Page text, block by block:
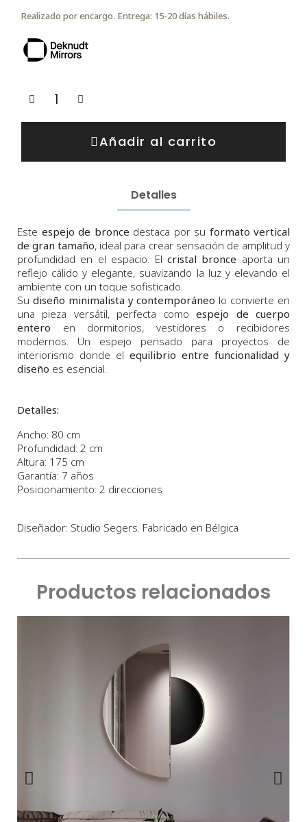
Realizado por encargo. Entrega: 15-20 días hábiles.
Añadir al carrito
Detalles
Este espejo de bronce destaca por su formato vertical
de gran tamaño, ideal para crear sensación de amplitud y
profundidad en el espacio. El cristal bronce aporta un
reflejo cálido y elegante, suavizando la luz y elevando el
ambiente con un toque sofisticado.
Su diseño minimalista y contemporáneo lo convierte en
una pieza versátil, perfecta comoespejo de cuerpo
entero en dormitorios, vestidores o recibidores
modernos. Un espejo pensado para proyectos de
interiorismo donde el equilibrio entre funcionalidad y
diseño es esencial.
Detalles:
Ancho: 80 cm
Profundidad: 2 cm
Altura: 175 cm
Garantía: 7 años
Posicionamiento: 2 direcciones
Diseñador: Studio Segers. Fabricado en Bélgica
Productos relacionados